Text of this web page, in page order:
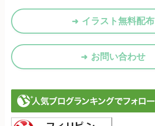
イラスト無料配布
お問い合わせ